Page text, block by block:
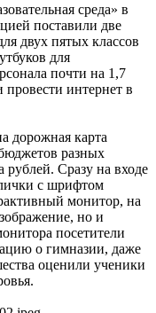
среда» в
поставили две
двух пятых классов
для
почти на 1,7
интернет в
дорожная карта
разных
рублей. Сразу на входе
с шрифтом
монитор, на
но и
посетители
о гимназии, даже
оценили ученики